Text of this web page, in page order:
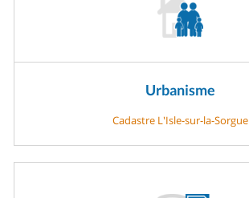
Urbanisme
Cadastre L'Isle-sur-la-Sorgue